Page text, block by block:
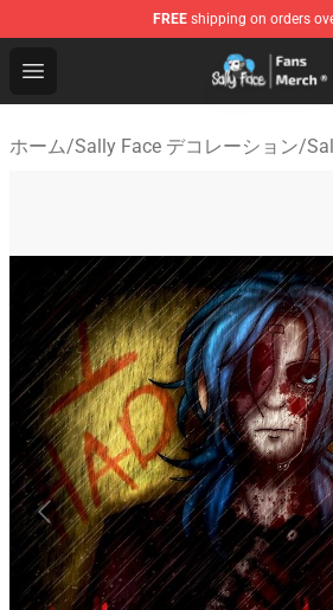
FREE shipping on orders
Open menu
Sally Face Store - Official Sally
ホーム/Sally Face デコレーション/